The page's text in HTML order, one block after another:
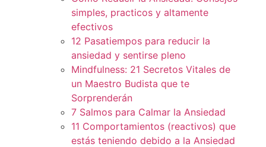
simples, practicos y altamente
efectivos
12 Pasatiempos para reducir la
ansiedad y sentirse pleno
Mindfulness: 21 Secretos Vitales de
un Maestro Budista que te
Sorprenderán
7 Salmos para Calmar la Ansiedad
11 Comportamientos (reactivos) que
estás teniendo debido a la Ansiedad